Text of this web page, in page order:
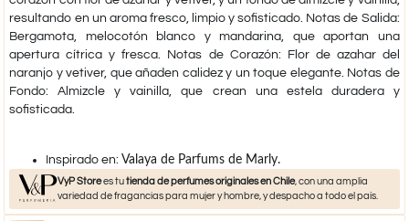
resultando en un aroma fresco, limpio y sofisticado. Notas de Salida:
Bergamota, melocotón blanco y mandarina, que aportan una
apertura cítrica y fresca. Notas de Corazón: Flor de azahar del
naranjo y vetiver, que añaden calidez y un toque elegante. Notas de
Fondo: Almizcle y vainilla, que crean una estela duradera y
sofisticada.
​Inspirado en:Valaya de Parfums de Marly.
VyP Storees tutienda de perfumes originales en Chile, con una amplia
variedad de fragancias para mujer y hombre, y despacho a todo el país.